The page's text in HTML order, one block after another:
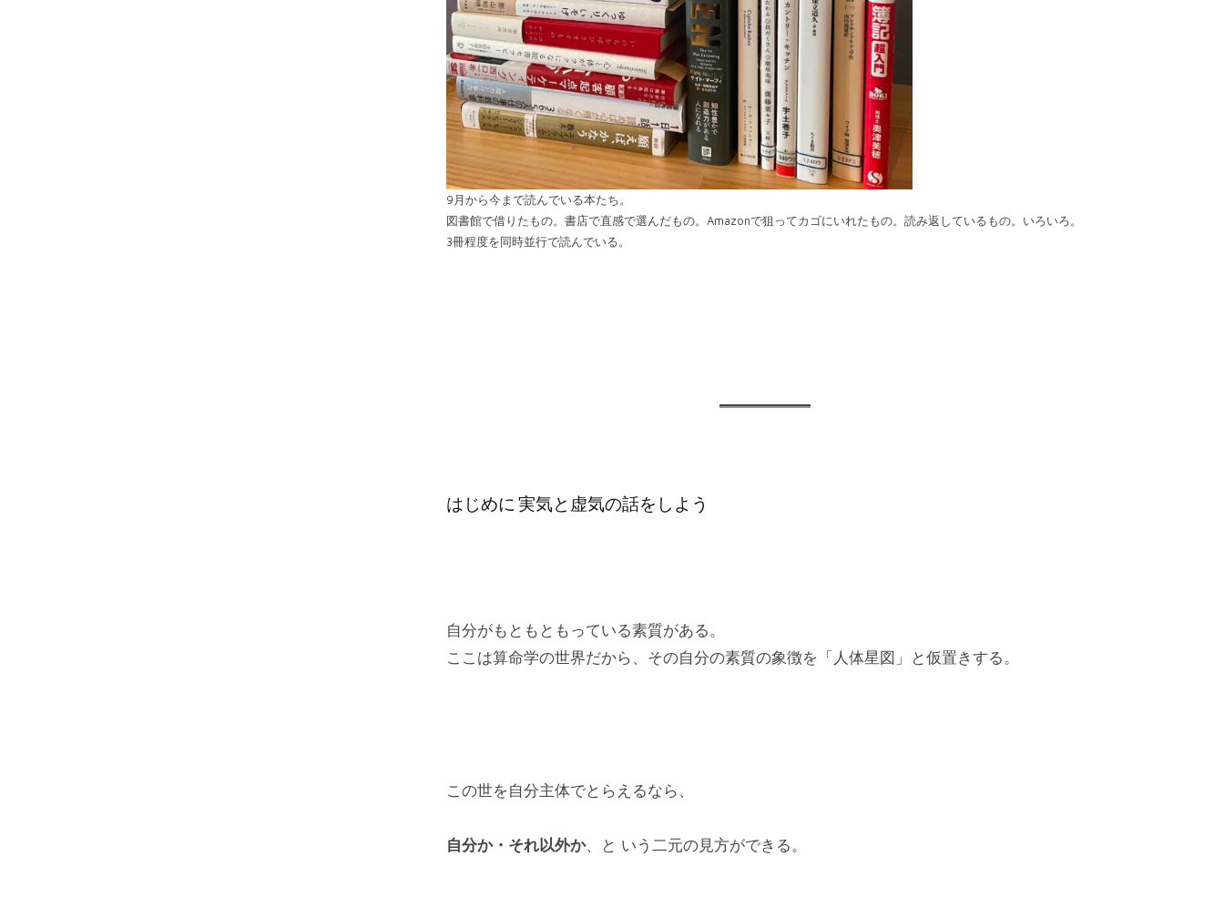
9月から今まで読んでいる本たち。
図書館で借りたもの。書店で直感で選んだもの。Amazonで狙ってカゴにいれたもの。読み返しているもの。いろいろ。
3冊程度を同時並行で読んでいる。
はじめに 実気と虚気の話をしよう
自分がもともともっている素質がある。
ここは算命学の世界だから、その自分の素質の象徴を「人体星図」と仮置きする。
この世を自分主体でとらえるなら、
自分か・それ以外か、と いう二元の見方ができる。